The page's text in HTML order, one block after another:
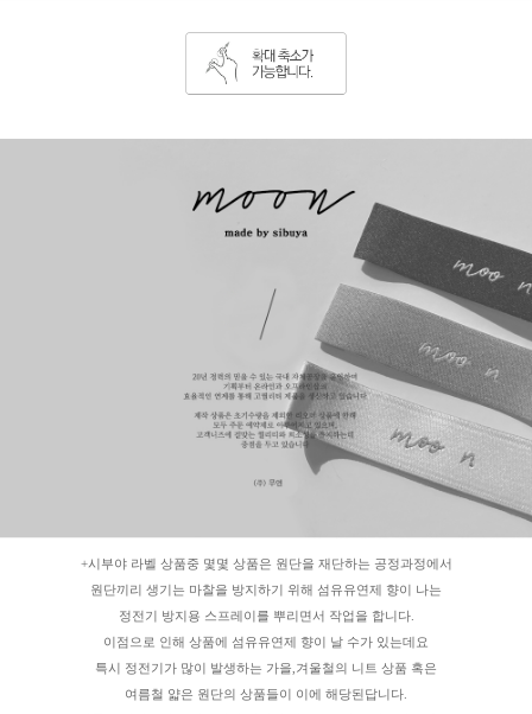
+시부야 라벨 상품중 몇몇 상품은 원단을 재단하는 공정과정에서
원단끼리 생기는 마찰을 방지하기 위해 섬유유연제 향이 나는
정전기 방지용 스프레이를 뿌리면서 작업을 합니다.
이점으로 인해 상품에 섬유유연제 향이 날 수가 있는데요
특시 정전기가 많이 발생하는 가을,겨울철의 니트 상품 혹은
여름철 얇은 원단의 상품들이 이에 해당된답니다.